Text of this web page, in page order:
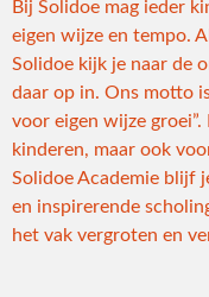
Bij Solidoe mag ieder
eigen wijze en tempo.
Solidoe kijk je naar de
daar op in. Ons motto
voor eigen wijze
kinderen, maar ook
Solidoe Academie blijf
en inspirerende
het vak vergroten en